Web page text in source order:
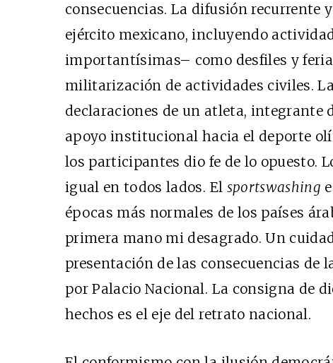
consecuencias. La difusión recurrente
ejército mexicano, incluyendo
importantísimas– como desfiles y
militarización de actividades civiles.
declaraciones de un atleta, integrante
apoyo institucional hacia el deporte
los participantes dio fe de lo opuesto.
igual en todos lados. El sportswashing
épocas más normales de los países
primera mano mi desagrado. Un
presentación de las consecuencias de
por Palacio Nacional. La consigna de
hechos es el eje del retrato nacional.